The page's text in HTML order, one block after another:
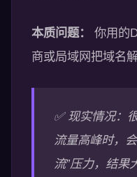
本质问题：
你用的
商或局域网把域名
✅ 现实情况：
流量高峰时，
流”压力，结果